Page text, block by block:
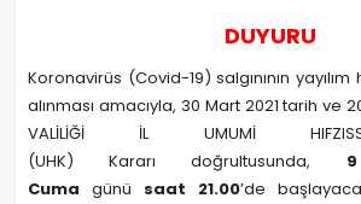
DUYURU
Koronavirüs (Covid-19) salgınının yayılım
alınması amacıyla, 30 Mart 2021 tarih ve
VALİLİĞİ İL UMUMİ
(UHK) Kararı doğrultusunda,
Cuma günü saat 21.00’de